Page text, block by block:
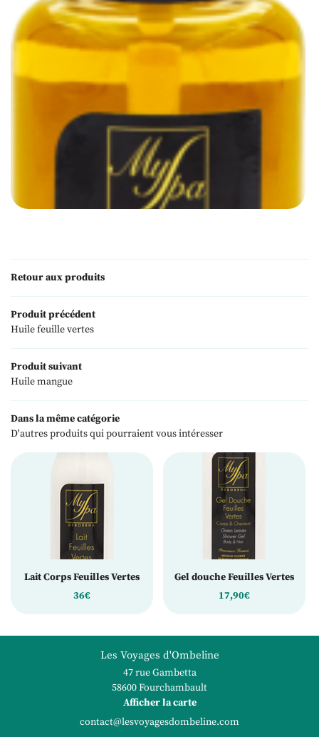
Myspa
produits
Avis
Contact
cadeau
09 82 56 29
Retour aux produits
Produit précédent
Huile feuille vertes
Produit suivant
Huile mangue
Dans la même catégorie
D'autres produits qui pourraient vous intéresser
Lait Corps Feuilles Vertes
36€
Gel douche Feuilles Vertes
17,90€
Les Voyages d'Ombeline
47 rue Gambetta
58600 Fourchambault
Afficher la carte